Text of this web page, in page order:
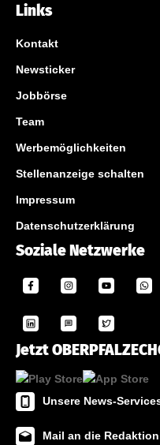
Links
Kontakt
Newsticker
Jobbörse
Team
Werbemöglichkeiten
Stellenanzeige schalten
Impressum
Datenschutzerklärung
Soziale Netzwerke
Jetzt
Unsere News-
Mail an die Redaktion